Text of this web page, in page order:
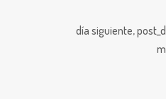
día siguiente,